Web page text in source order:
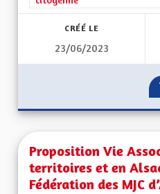
CRÉÉ LE
23/06/2023
Proposition Vie
territoires et en
Fédération des MJC